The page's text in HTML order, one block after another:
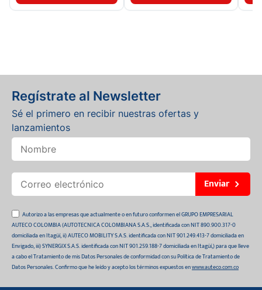
Regístrate al Newsletter
Sé el primero en recibir nuestras ofertas y
lanzamientos
Enviar
Autorizo a las empresas que actualmente o en futuro conformen el GRUPO EMPRESARIAL
AUTECO COLOMBIA (AUTOTECNICA COLOMBIANA S.A.S., identificada con NIT 890.900.317-0
domiciliada en Itagüí, ii) AUTECO MOBILITY S.A.S. identificada con NIT 901.249.413-7 domiciliada en
Envigado, iii) SYNERGIX S.A.S. identificada con NIT 901.259.188-7 domiciliada en Itagüí,) para que lleve
a cabo el Tratamiento de mis Datos Personales de conformidad con su Política de Tratamiento de
Datos Personales. Confirmo que he leído y acepto los términos expuestos enwww.auteco.com.co